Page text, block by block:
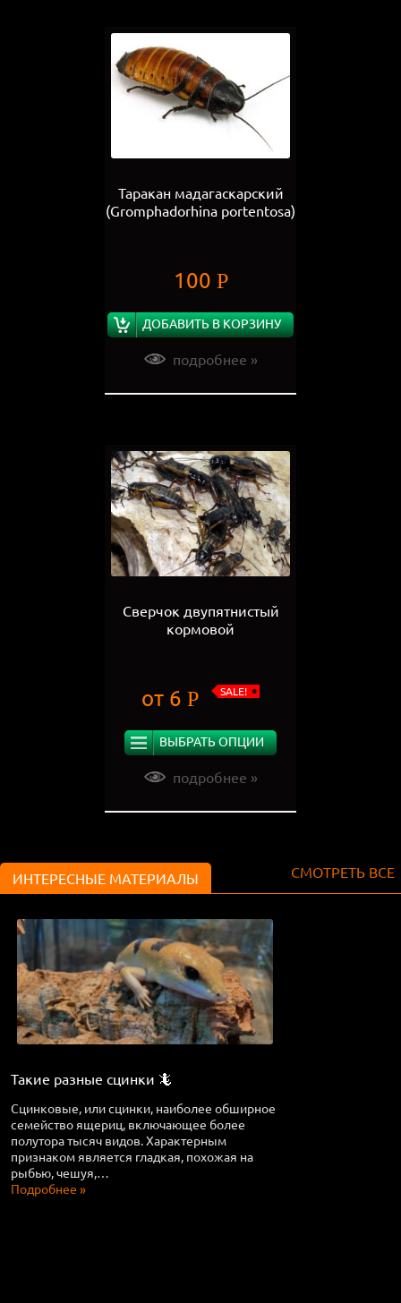
Таракан мадагаскарский
(Gromphadorhina portentosa)
100 Р
ДОБАВИТЬ В КОРЗИНУ
подробнее »
Сверчок двупятнистый
кормовой
от 6 Р SALE!
ВЫБРАТЬ ОПЦИИ
подробнее »
ИНТЕРЕСНЫЕ МАТЕРИАЛЫ СМОТРЕТЬ ВСЕ
Такие разные сцинки 🦎
Сцинковые, или сцинки, наиболее обширное
семейство ящериц, включающее более
полутора тысяч видов. Характерным
признаком является гладкая, похожая на
рыбью, чешуя,…
Подробнее »